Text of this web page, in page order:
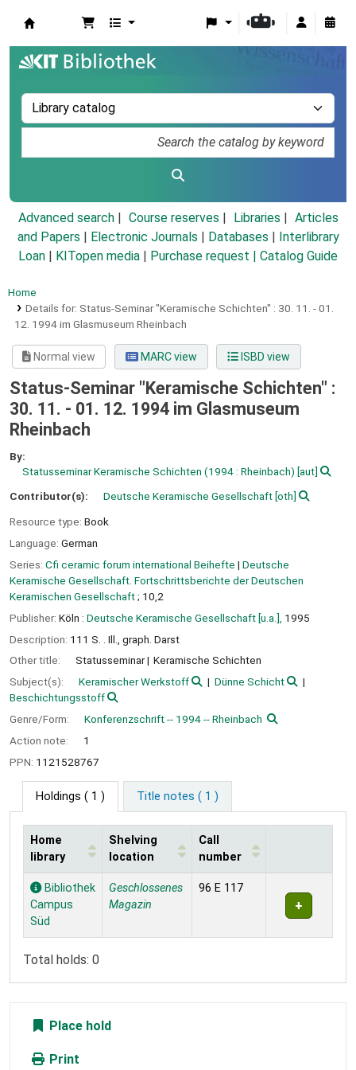
Advanced search Course reserves Libraries
Articles
and Papers
Electronic Journals Databases
Interlibrary
Loan
KITopen media Purchase request | Catalog Guide
Home
Details for: Status-Seminar "Keramische Schichten" : 30. 11. - 01.
12. 1994 im Glasmuseum Rheinbach
Normal view MARC view ISBD view
Status-Seminar "Keramische Schichten" :
30. 11. - 01. 12. 1994 im Glasmuseum
Rheinbach
By:
Statusseminar Keramische Schichten (1994 : Rheinbach) [aut]
Contributor(s):
Deutsche Keramische Gesellschaft[oth]
Resource type: Book
Language: German
Series: Cfi ceramic forum international Beihefte | Deutsche
Keramische Gesellschaft. Fortschrittsberichte der Deutschen
Keramischen Gesellschaft; 10,2
Publisher: Köln : Deutsche Keramische Gesellschaft [u.a.], 1995
Description: 111 S. . Ill., graph. Darst
Other title:
Statusseminar
Keramische Schichten
Subject(s):
Keramischer Werkstoff
Dünne Schicht
Beschichtungsstoff
Genre/Form:
Konferenzschrift -- 1994 -- Rheinbach
Action note:
1
PPN: 1121528767
Holdings ( 1 ) Title notes ( 1 )
Holdings
Home
library
Shelving
location
Call
number
Bibliothek
Campus
Süd
Geschlossenes
Magazin
96 E 117
Total holds: 0
Place hold
Print